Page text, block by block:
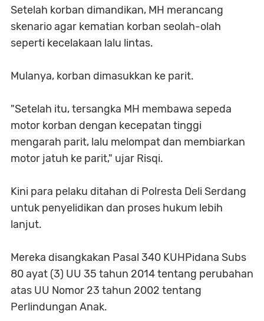
Setelah korban dimandikan, MH merancang
skenario agar kematian korban seolah-olah
seperti kecelakaan lalu lintas.
Mulanya, korban dimasukkan ke parit.
"Setelah itu, tersangka MH membawa sepeda
motor korban dengan kecepatan tinggi
mengarah parit, lalu melompat dan membiarkan
motor jatuh ke parit," ujar Risqi.
Kini para pelaku ditahan di Polresta Deli Serdang
untuk penyelidikan dan proses hukum lebih
lanjut.
Mereka disangkakan Pasal 340 KUHPidana Subs
80 ayat (3) UU 35 tahun 2014 tentang perubahan
atas UU Nomor 23 tahun 2002 tentang
Perlindungan Anak.